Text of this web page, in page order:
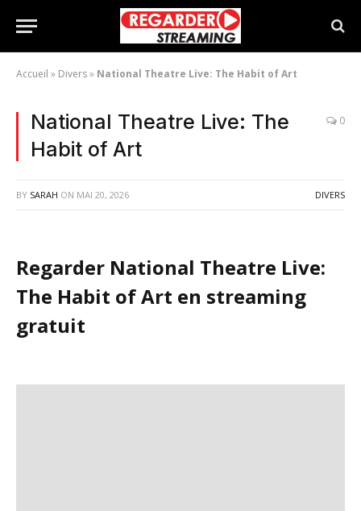
Accueil » Divers» National Theatre Live: The Habit of Art
National Theatre Live: The
Habit of Art
0
BY SARAH ON MAI 20, 2026 DIVERS
Regarder National Theatre Live:
The Habit of Art en streaming
gratuit